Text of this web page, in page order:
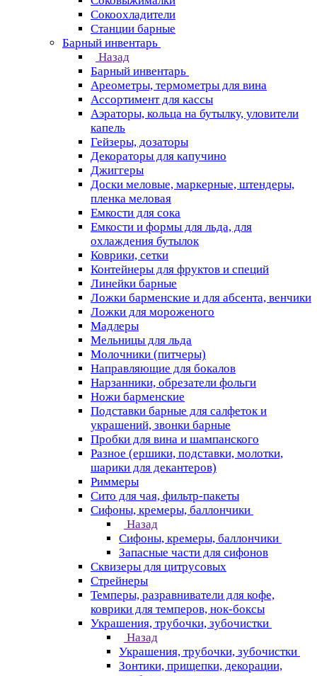
Сокоохладители
Станции барные
Барный инвентарь
Назад
Барный инвентарь
Ареометры, термометры для вина
Ассортимент для кассы
Аэраторы, кольца на бутылку, уловители
капель
Гейзеры, дозаторы
Декораторы для капучино
Джиггеры
Доски меловые, маркерные, штендеры,
пленка меловая
Емкости для сока
Емкости и формы для льда, для
охлаждения бутылок
Коврики, сетки
Контейнеры для фруктов и специй
Линейки барные
Ложки барменские и для абсента, венчики
Ложки для мороженого
Мадлеры
Мельницы для льда
Молочники (питчеры)
Направляющие для бокалов
Нарзанники, обрезатели фольги
Ножи барменские
Подставки барные для салфеток и
украшений, звонки барные
Пробки для вина и шампанского
Разное (ершики, подставки, молотки,
шарики для декантеров)
Риммеры
Сито для чая, фильтр-пакеты
Сифоны, кремеры, баллончики
Назад
Сифоны, кремеры, баллончики
Запасные части для сифонов
Сквизеры для цитрусовых
Стрейнеры
Темперы, разравниватели для кофе,
коврики для темперов, нок-боксы
Украшения, трубочки, зубочистки
Назад
Украшения, трубочки, зубочистки
Зонтики, прищепки, декорации,